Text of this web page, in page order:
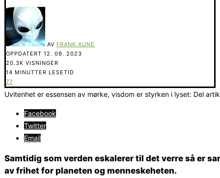
AV FRANK AUNE
OPPDATERT 12. 09. 2023
20.3K VISNINGER
14 MINUTTER LESETID
77
Uvitenhet er essensen av mørke, visdom er styrken i lyset: Del
Facebook
Twitter
Email
Samtidig som verden eskalerer til det verre så er
av frihet for planeten og menneskeheten.